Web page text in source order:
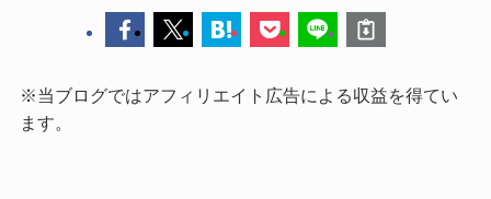
※当ブログではアフィリエイト広告による収益を得てい
ます。